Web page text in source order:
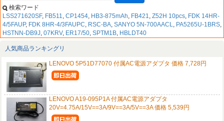
検索ワード
LSS271620SF, FB511, CP1454, HB3-875mAh, FB421, Z52H 10pcs, FDK 14HR-
4/5FAUP, FDK 8HR-4/3FAUPC, RSC-BA, SANYO 5N-700AACL, PA5265U-1BRS,
HSTNN-DB9J, 07KRV, ER17/50, SPTM1B, HBLDT40
人気商品ランキングリ
LENOVO 5P51D77070 付属AC電源アダプタ 価格 7,728円
LENOVO A19-095P1A 付属AC電源アダプタ
20V=4.75A/15V==3A/9V==3A/5V==3A 価格 5,539円